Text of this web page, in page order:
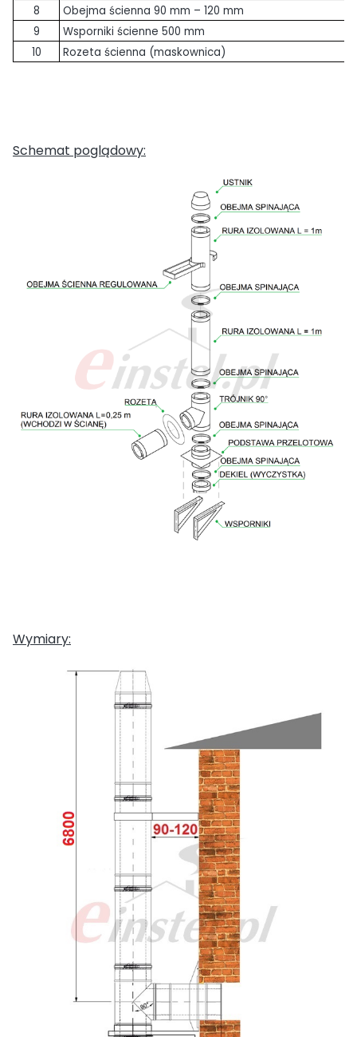
8
Obejma ścienna 90 mm – 120 mm
9
Wsporniki ścienne 500 mm
10
Rozeta ścienna (maskownica)
Schemat poglądowy:
Wymiary: